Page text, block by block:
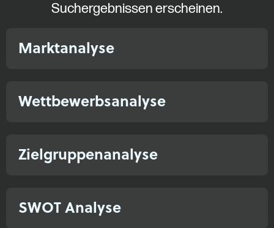
Suchergebnissen erscheinen.
Marktanalyse
Wettbewerbsanalyse
Zielgruppenanalyse​
SWOT Analyse​